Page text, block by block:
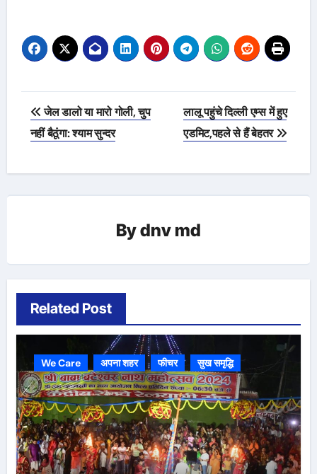
Post
navigation
जेल डालो या मारो गोली, चुप
नहीं बैठूंगा: श्याम सुन्दर
लालू पहुंचे दिल्ली एम्स में हुए
एडमिट,पहले से हैं बेहतर
Bydnv md
Related Post
We Care अपना शहर फीचर सुख समृद्धि